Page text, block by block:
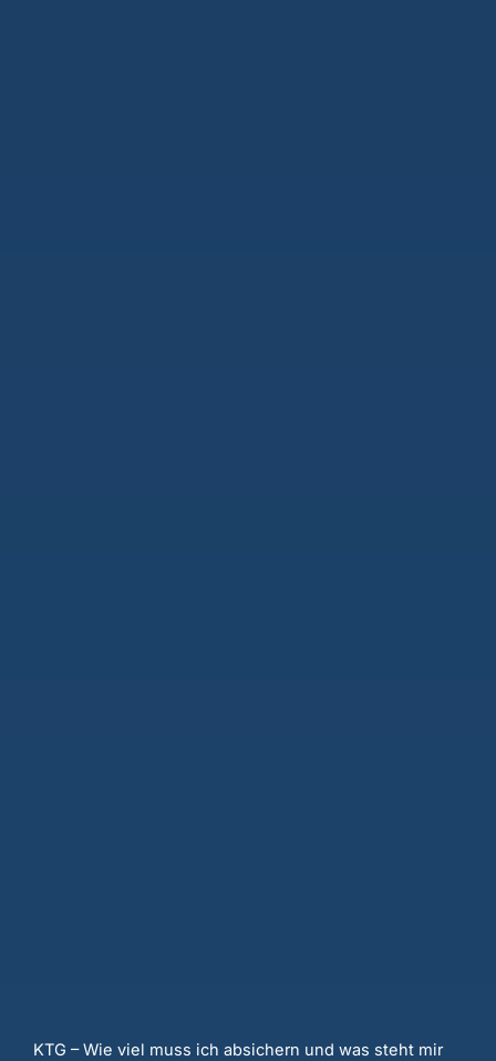
KTG – Wie viel muss ich absichern und was steht mir